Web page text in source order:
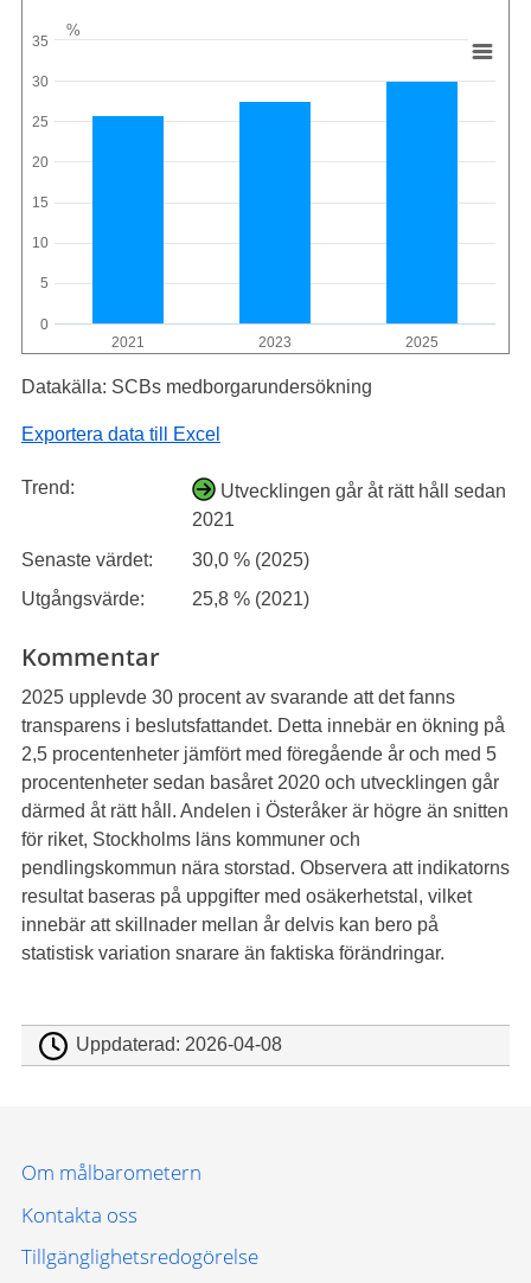
%
2021 2023 2025
0
5
10
15
20
25
30
35
Datakälla: SCBs medborgarundersökning
Exportera data till Excel
Trend:
Utvecklingen går åt rätt håll sedan
2021
Senaste värdet:
30,0 % (2025)
Utgångsvärde:
25,8 % (2021)
Kommentar
2025 upplevde 30 procent av svarande att det fanns
transparens i beslutsfattandet. Detta innebär en ökning på
2,5 procentenheter jämfört med föregående år och med 5
procentenheter sedan basåret 2020 och utvecklingen går
därmed åt rätt håll. Andelen i Österåker är högre än snitten
för riket, Stockholms läns kommuner och
pendlingskommun nära storstad. Observera att indikatorns
resultat baseras på uppgifter med osäkerhetstal, vilket
innebär att skillnader mellan år delvis kan bero på
statistisk variation snarare än faktiska förändringar.
Uppdaterad:2026-04-08
Om målbarometern
Kontakta oss
Tillgänglighetsredogörelse